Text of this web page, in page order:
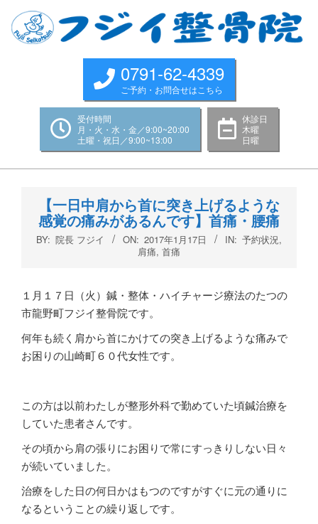
content
0791-62-4339
ご予約・お問合せはこちら
受付時間
月・火・水・金／9:00~20:00
土曜・祝日／9:00~13:00
休診日
木曜
日曜
【一日中肩から首に突き上げるような
感覚の痛みがあるんです】首痛・腰痛
BY: 院長 フジイ ON: 2017年1月17日 IN: 予約状況,
肩痛, 首痛
１月１７日（火）鍼・整体・ハイチャージ療法のたつの
市龍野町フジイ整骨院です。
何年も続く肩から首にかけての突き上げるような痛みで
お困りの山崎町６０代女性です。
この方は以前わたしが整形外科で勤めていた頃鍼治療を
していた患者さんです。
その頃から肩の張りにお困りで常にすっきりしない日々
が続いていました。
治療をした日の何日かはもつのですがすぐに元の通りに
なるということの繰り返しです。